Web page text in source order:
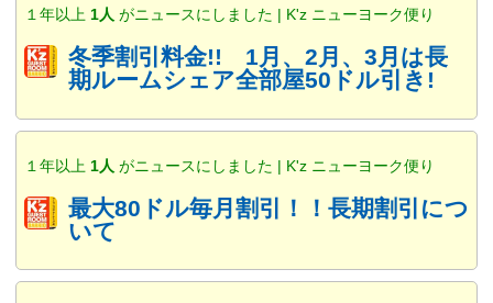
１年以上 1人 がニュースにしました | K'z ニューヨーク便り
冬季割引料金!! 1月、2月、3月は長
期ルームシェア全部屋50ドル引き!
１年以上 1人 がニュースにしました | K'z ニューヨーク便り
最大80ドル毎月割引！！長期割引につ
いて